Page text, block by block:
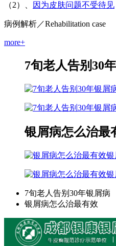
（2）、
因为皮肤问题不受待见
病例解析／Rehabilitation case
more+
7旬老人告别30
银屑病怎么治最
银
银
7旬老人告别30年银屑病
银屑病怎么治最有效